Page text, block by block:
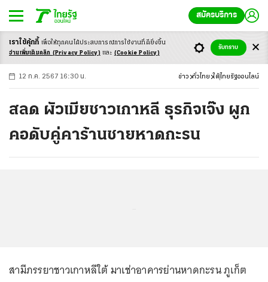
สมัครบริการ
-ก ก ก+
12 ก.ค. 2567 16:30 น. ข่าว ทั่วไทย ใต้ ไทยรัฐออนไลน์
สลด ผัวเมียชาวเกาหลี ธุรกิจเจ๊ง ผูก
คอดับคู่คาร้านชายหาดกะรน
สามีภรรยาชาวเกาหลีใต้ มาเช่าอาคารย่านหาดกะรน ภูเก็ต
เราใช้คุ้กกี้ เพื่อให้ทุกคนได้ประสบการณ์การใช้งานที่ดียิ่งขึ้น
อ่านเพิ่มเติมคลิก (Privacy Policy) และ (Cookie Policy)
รับทราบ